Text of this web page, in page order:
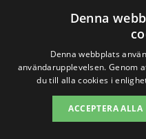
företagets rykte
lika viktiga faktorer
innan du fattar ett
använda vår
att jämföra olika
Denna
Denna webbplats
användarupplevelsen. Genom
du till alla cookies i
ACCEPTERA ALLA